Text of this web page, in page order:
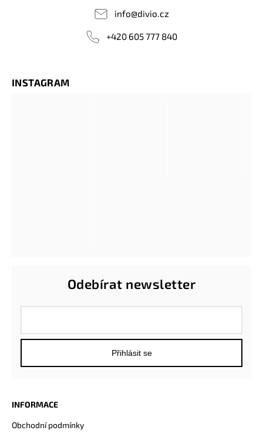
info@divio.cz
+420 605 777 840
INFORMACE
Obchodní podmínky
INSTAGRAM
Odebírat newsletter
Přihlásit se